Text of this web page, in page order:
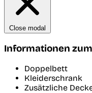
Close modal
Informationen
Doppelbett
Kleiderschrank
Zusätzliche